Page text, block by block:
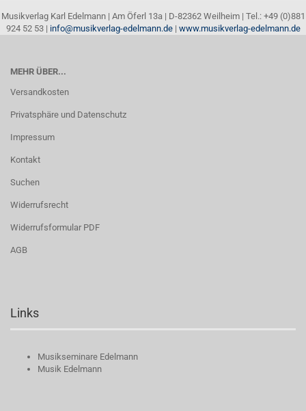
Musikverlag Karl Edelmann | Am Öferl 13a | D-82362 Weilheim | Tel.: +49 (0)881
924 52 53 | info@musikverlag-edelmann.de| www.musikverlag-edelmann.de
MEHR ÜBER...
Versandkosten
Privatsphäre und Datenschutz
Impressum
Kontakt
Suchen
Widerrufsrecht
Widerrufsformular PDF
AGB
Links
Musikseminare Edelmann
Musik Edelmann